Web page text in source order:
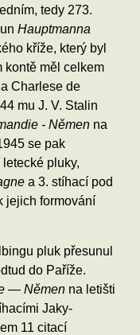
tedy 273.
Hauptmanna
kříže, který byl
měl celkem
Charlese de
mu J. V. Stalin
- Němen na
se pak
pluky,
a 3. stíhací pod
jejich formování
pluk přesunul
do Paříže.
— Němen na letišti
Jaky-
11 citací